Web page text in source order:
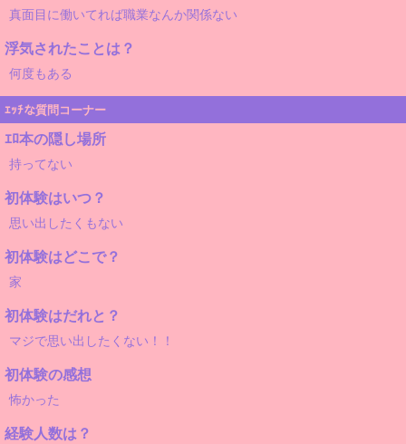
真面目に働いてれば職業なんか関係ない
浮気されたことは？
何度もある
ｴｯﾁな質問コーナー
ｴﾛ本の隠し場所
持ってない
初体験はいつ？
思い出したくもない
初体験はどこで？
家
初体験はだれと？
マジで思い出したくない！！
初体験の感想
怖かった
経験人数は？